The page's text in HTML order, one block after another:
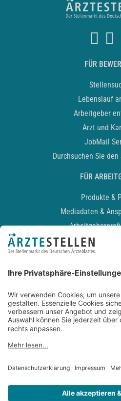
FÜR
Lebenslauf
Arbeitgeber
Arzt und
JobMail
Durchsuchen Sie
FÜR
Produkte &
Mediadaten &
Recruiting-
Kontakt